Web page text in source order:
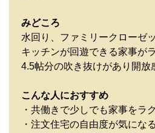
みどころ
水回り、ファミリークローゼ
キッチンが回遊できる家事が
4.5帖分の吹き抜けがあり開放
こんな人におすすめ
・共働きで少しでも家事をラ
・注文住宅の自由度が気にな